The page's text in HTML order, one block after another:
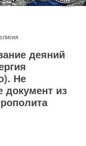
деяний
Не
документ из